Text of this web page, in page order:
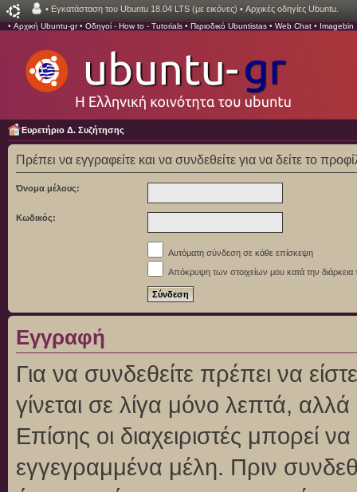
• Εγκατάσταση του Ubuntu 18.04 LTS (με εικόνες) • Αρχικές οδηγίες Ubuntu.
• Αρχική Ubuntu-gr• Οδηγοί - How to - Tutorials • Περιοδικό Ubuntistas • Web Chat • Imagebin
Ευρετήριο Δ. Συζήτησης
Πρέπει να εγγραφείτε και να συνδεθείτε για να δείτε το
Όνομα μέλους:
Κωδικός:
Αυτόματη σύνδεση σε κάθε επίσκεψη
Απόκρυψη των στοιχείων μου κατά την διάρκεια
Εγγραφή
Για να συνδεθείτε πρέπει να
γίνεται σε λίγα μόνο λεπτά,
Επίσης οι διαχειριστές μπορεί
εγγεγραμμένα μέλη. Πριν